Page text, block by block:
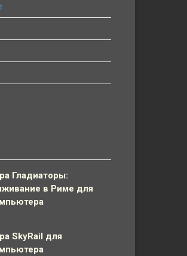
Гладиаторы:
в Риме для
SkyRail для